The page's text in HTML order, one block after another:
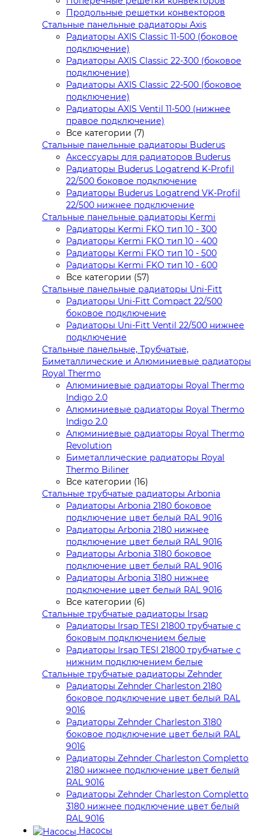
Продольные решетки конвекторов
Стальные панельные радиаторы Axis
Радиаторы AXIS Classic 11-500 (боковое
подключение)
Радиаторы AXIS Classic 22-300 (боковое
подключение)
Радиаторы AXIS Classic 22-500 (боковое
подключение)
Радиаторы AXIS Ventil 11-500 (нижнее
правое подключение)
Все категории (7)
Стальные панельные радиаторы Buderus
Аксессуары для радиаторов Buderus
Радиаторы Buderus Logatrend K-Profil
22/500 боковое подключение
Радиаторы Buderus Logatrend VK-Profil
22/500 нижнее подключение
Стальные панельные радиаторы Kermi
Радиаторы Kermi FKO тип 10 - 300
Радиаторы Kermi FKO тип 10 - 400
Радиаторы Kermi FKO тип 10 - 500
Радиаторы Kermi FKO тип 10 - 600
Все категории (57)
Стальные панельные радиаторы Uni-Fitt
Радиаторы Uni-Fitt Compact 22/500
боковое подключение
Радиаторы Uni-Fitt Ventil 22/500 нижнее
подключение
Стальные панельные, Трубчатые,
Биметаллические и Алюминиевые радиаторы
Royal Thermo
Алюминиевые радиаторы Royal Thermo
Indigo 2.0
Алюминиевые радиаторы Royal Thermo
Indigo 2.0
Алюминиевые радиаторы Royal Thermo
Revolution
Биметаллические радиаторы Royal
Thermo Biliner
Все категории (16)
Стальные трубчатые радиаторы Arbonia
Радиаторы Arbonia 2180 боковое
подключение цвет белый RAL 9016
Радиаторы Arbonia 2180 нижнее
подключение цвет белый RAL 9016
Радиаторы Arbonia 3180 боковое
подключение цвет белый RAL 9016
Радиаторы Arbonia 3180 нижнее
подключение цвет белый RAL 9016
Все категории (6)
Стальные трубчатые радиаторы Irsap
Радиаторы Irsap TESI 21800 трубчатые с
боковым подключением белые
Радиаторы Irsap TESI 21800 трубчатые с
нижним подключением белые
Стальные трубчатые радиаторы Zehnder
Радиаторы Zehnder Charleston 2180
боковое подключение цвет белый RAL
9016
Радиаторы Zehnder Charleston 3180
боковое подключение цвет белый RAL
9016
Радиаторы Zehnder Charleston Completto
2180 нижнее подключение цвет белый
RAL 9016
Радиаторы Zehnder Charleston Completto
3180 нижнее подключение цвет белый
RAL 9016
Насосы